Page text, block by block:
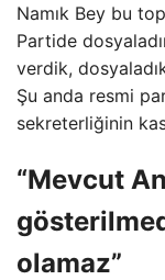
Namık Bey bu
Partide
verdik,
Şu anda resmi
sekreterliğinin
“Mevcut
olamaz”